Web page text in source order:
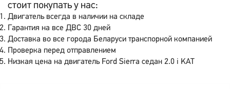
стоит покупать у нас:
Двигатель всегда в наличии на складе
Гарантия на все ДВС 30 дней
Доставка во все города Беларуси транспорной компанией
Проверка перед отправлением
Низкая цена на двигатель Ford Sierra седан 2.0 i KAT